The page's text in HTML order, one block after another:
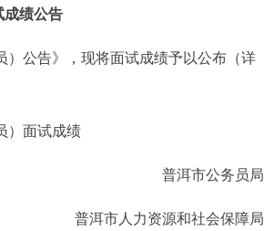
成绩公告
）公告》，现将面试成绩予以公布（详
）面试成绩
普洱市公务员局
普洱市人力资源和社会保障局